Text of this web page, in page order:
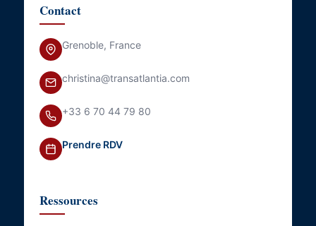
Contact
Grenoble, France
christina@transatlantia.com
+33 6 70 44 79 80
Prendre RDV
Ressources